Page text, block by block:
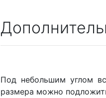
Под небольшим углом
размера можно